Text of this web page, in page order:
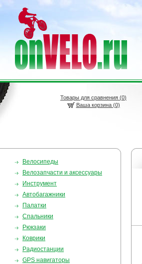
Товары для сравнения (0)
Ваша корзина (0)
Велосипеды
Велозапчасти и аксессуары
Инструмент
Автобагажники
Палатки
Спальники
Рюкзаки
Коврики
Радиостанции
GPS навигаторы